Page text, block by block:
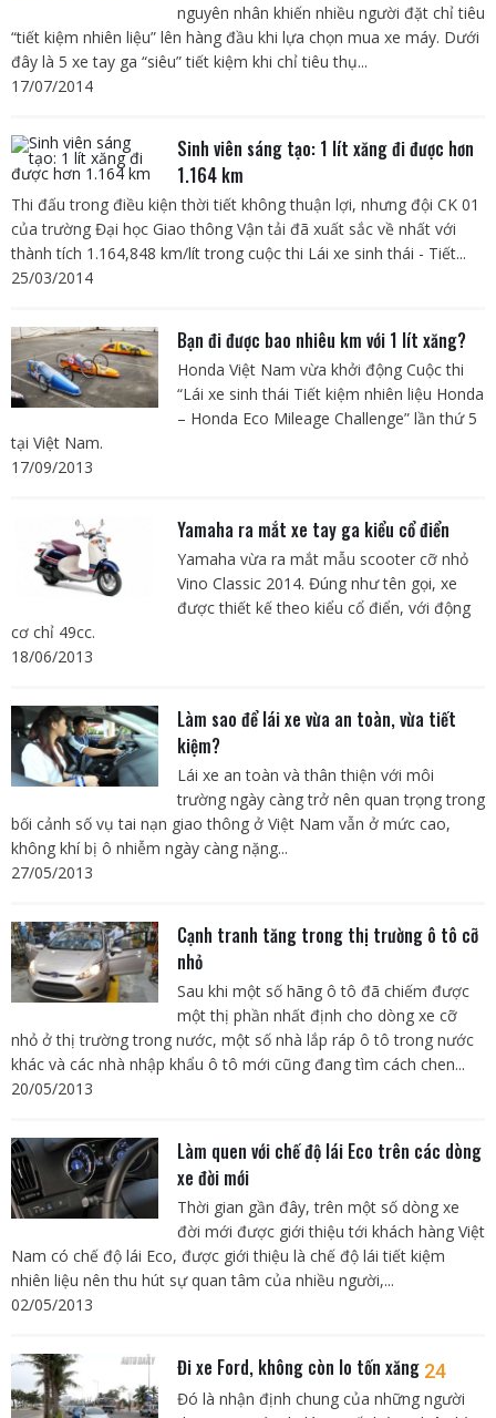
nguyên nhân khiến nhiều người đặt chỉ tiêu
“tiết kiệm nhiên liệu” lên hàng đầu khi lựa chọn mua xe máy. Dưới
đây là 5 xe tay ga “siêu” tiết kiệm khi chỉ tiêu thụ...
17/07/2014
Sinh viên sáng tạo: 1 lít xăng đi được hơn
1.164 km
Thi đấu trong điều kiện thời tiết không thuận lợi, nhưng đội CK 01
của trường Đại học Giao thông Vận tải đã xuất sắc về nhất với
thành tích 1.164,848 km/lít trong cuộc thi Lái xe sinh thái - Tiết...
25/03/2014
Bạn đi được bao nhiêu km với 1 lít xăng?
Honda Việt Nam vừa khởi động Cuộc thi
“Lái xe sinh thái Tiết kiệm nhiên liệu Honda
– Honda Eco Mileage Challenge” lần thứ 5
tại Việt Nam.
17/09/2013
Yamaha ra mắt xe tay ga kiểu cổ điển
Yamaha vừa ra mắt mẫu scooter cỡ nhỏ
Vino Classic 2014. Đúng như tên gọi, xe
được thiết kế theo kiểu cổ điển, với động
cơ chỉ 49cc.
18/06/2013
Làm sao để lái xe vừa an toàn, vừa tiết
kiệm?
Lái xe an toàn và thân thiện với môi
trường ngày càng trở nên quan trọng trong
bối cảnh số vụ tai nạn giao thông ở Việt Nam vẫn ở mức cao,
không khí bị ô nhiễm ngày càng nặng...
27/05/2013
Cạnh tranh tăng trong thị trường ô tô cỡ
nhỏ
Sau khi một số hãng ô tô đã chiếm được
một thị phần nhất định cho dòng xe cỡ
nhỏ ở thị trường trong nước, một số nhà lắp ráp ô tô trong nước
khác và các nhà nhập khẩu ô tô mới cũng đang tìm cách chen...
20/05/2013
Làm quen với chế độ lái Eco trên các dòng
xe đời mới
Thời gian gần đây, trên một số dòng xe
đời mới được giới thiệu tới khách hàng Việt
Nam có chế độ lái Eco, được giới thiệu là chế độ lái tiết kiệm
nhiên liệu nên thu hút sự quan tâm của nhiều người,...
02/05/2013
Đi xe Ford, không còn lo tốn xăng 24
Đó là nhận định chung của những người